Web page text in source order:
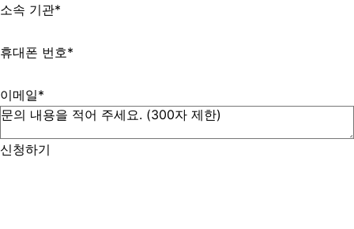
소속 기관*
휴대폰 번호*
이메일*
신청하기